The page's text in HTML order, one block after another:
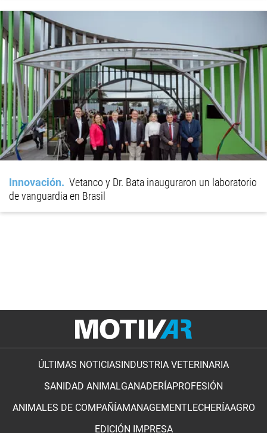
Innovación
Vetanco y Dr. Bata inauguraron un laboratorio
de vanguardia en Brasil
ÚLTIMAS NOTICIAS INDUSTRIA VETERINARIA
SANIDAD ANIMALGANADERÍAPROFESIÓN
ANIMALES DE COMPAÑÍAMANAGEMENTLECHERÍAAGRO
EDICIÓN IMPRESA